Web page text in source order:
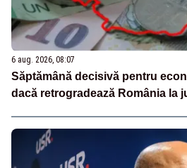
6 aug. 2026, 08:07
Săptămână decisivă pentru
dacă retrogradează România la